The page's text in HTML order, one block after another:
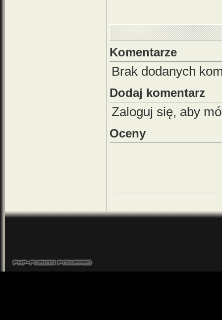
Komentarze
Brak dodanych
Dodaj komentarz
Zaloguj się, aby
Oceny